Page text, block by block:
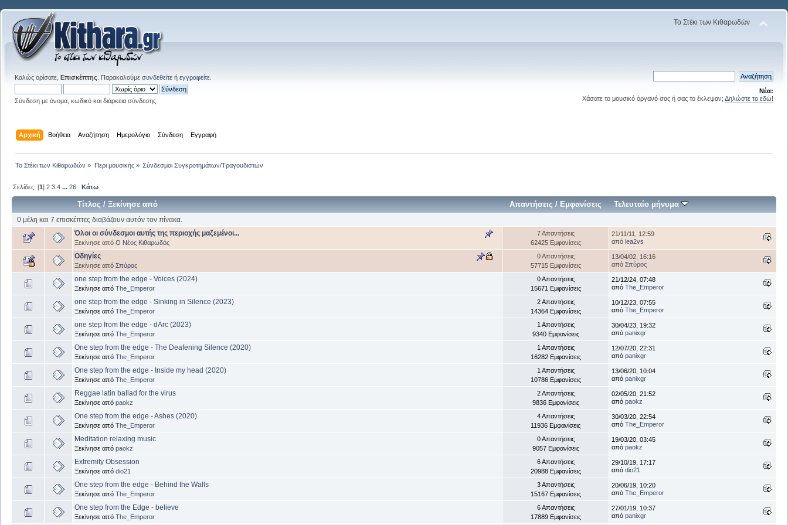
Το Στέκι των Κιθαρωδών
Καλώς ορίσατε, Επισκέπτης . Παρακαλούμε συνδεθείτε ή εγγραφείτε
Σύνδεση με όνομα, κωδικό και διάρκεια σύνδεσης
Νέα:
Χάσατε το μουσικό όργανό σας ή σας το έκλεψαν; Δηλώστε το εδώ!
Αρχική Βοήθεια Αναζήτηση Ημερολόγιο Σύνδεση Εγγραφή
Το Στέκι των Κιθαρωδών » Περι μουσικής» Σύνδεσμοι Συγκροτημάτων/Τραγουδιστών
Σελίδες: [1]2 3 4 ...26 Κάτω
Τίτλος /Ξεκίνησε από Απαντήσεις / Εμφανίσεις Τελευταίο μήνυμα
0 μέλη και 7 επισκέπτες διαβάζουν αυτόν τον πίνακα.
Όλοι οι σύνδεσμοι αυτής της περιοχής μαζεμένοι...
Ξεκίνησε από Ο Νέος Κιθαρωδός
7 Απαντήσεις
62425 Εμφανίσεις
21/11/11, 12:59
από lea2vs
Οδηγίες
Ξεκίνησε από Σπύρος
0 Απαντήσεις
57715 Εμφανίσεις
13/04/02, 16:16
από Σπύρος
one step from the edge - Voices (2024)
Ξεκίνησε από The_Emperor
0 Απαντήσεις
15671 Εμφανίσεις
21/12/24, 07:48
από The_Emperor
one step from the edge - Sinking in Silence (2023)
Ξεκίνησε από The_Emperor
2 Απαντήσεις
14364 Εμφανίσεις
10/12/23, 07:55
από The_Emperor
one step from the edge - dArc (2023)
Ξεκίνησε από The_Emperor
1 Απαντήσεις
9340 Εμφανίσεις
30/04/23, 19:32
από panixgr
One step from the edge - The Deafening Silence (2020)
Ξεκίνησε από The_Emperor
1 Απαντήσεις
16282 Εμφανίσεις
12/07/20, 22:31
από panixgr
One step from the edge - Inside my head (2020)
Ξεκίνησε από The_Emperor
1 Απαντήσεις
10786 Εμφανίσεις
13/06/20, 10:04
από panixgr
Reggae latin ballad for the virus
Ξεκίνησε από paokz
2 Απαντήσεις
9836 Εμφανίσεις
02/05/20, 21:52
από paokz
One step from the edge - Ashes (2020)
Ξεκίνησε από The_Emperor
4 Απαντήσεις
11936 Εμφανίσεις
30/03/20, 22:54
από The_Emperor
Meditation relaxing music
Ξεκίνησε από paokz
0 Απαντήσεις
9057 Εμφανίσεις
19/03/20, 03:45
από paokz
Extremity Obsession
Ξεκίνησε από dio21
6 Απαντήσεις
20988 Εμφανίσεις
29/10/19, 17:17
από dio21
One step from the edge - Behind the Walls
Ξεκίνησε από The_Emperor
3 Απαντήσεις
15167 Εμφανίσεις
20/06/19, 10:20
από The_Emperor
One step from the Edge - believe
Ξεκίνησε από The_Emperor
6 Απαντήσεις
17889 Εμφανίσεις
27/01/19, 10:37
από panixgr